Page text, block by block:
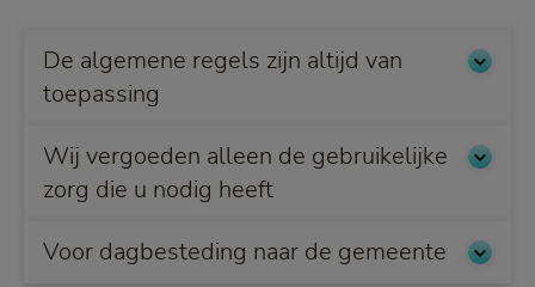
De algemene regels zijn altijd van
toepassing
Wij vergoeden alleen de gebruikelijke
zorg die u nodig heeft
Voor dagbesteding naar de gemeente